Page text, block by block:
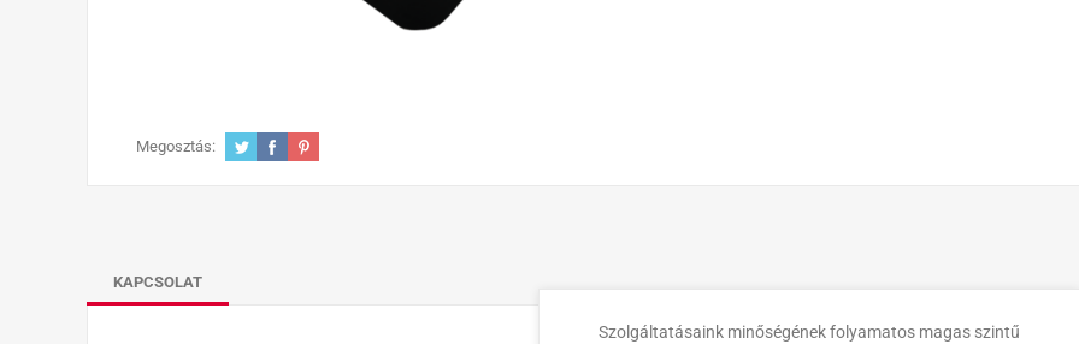
Megosztás:
KAPCSOLAT
Szolgáltatásaink minőségének folyamatos magas szintű